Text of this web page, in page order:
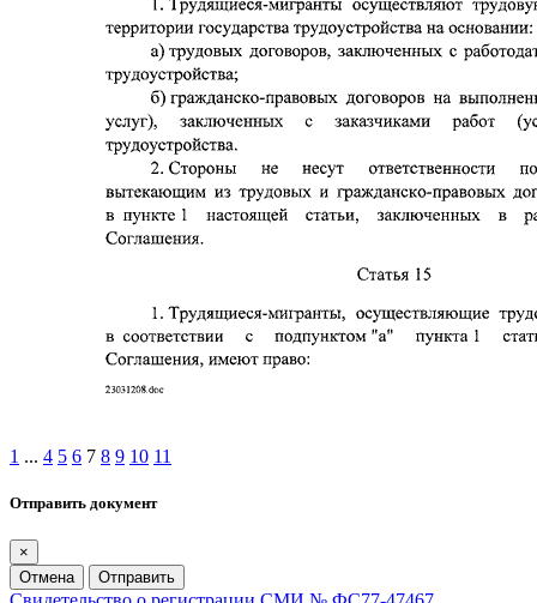
1 ... 4 5 6 7 8 9 10 11
Отправить документ
×
Отмена
Отправить